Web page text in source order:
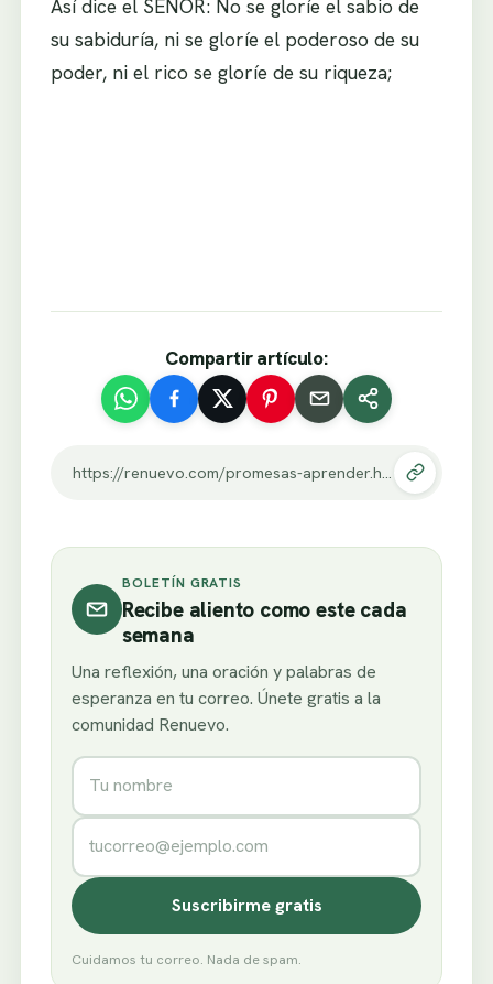
Así dice el SEÑOR: No se gloríe el sabio de
su sabiduría, ni se gloríe el poderoso de su
poder, ni el rico se gloríe de su riqueza;
Compartir artículo:
https://renuevo.com/promesas-aprender.html
BOLETÍN GRATIS
Recibe aliento como este cada
semana
Una reflexión, una oración y palabras de
esperanza en tu correo. Únete gratis a la
comunidad Renuevo.
Nombre
Correo electrónico
Suscribirme gratis
Cuidamos tu correo. Nada de spam.